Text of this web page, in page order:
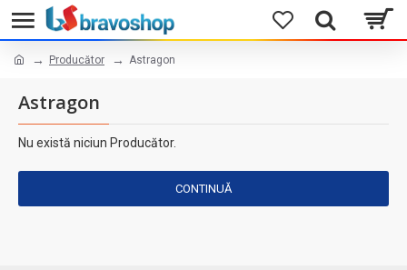
Producător Astragon
Astragon
Nu există niciun Producător.
CONTINUĂ